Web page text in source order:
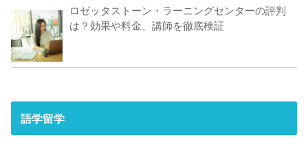
ロゼッタストーン・ラーニングセンターの評判
は？効果や料金、講師を徹底検証
語学留学